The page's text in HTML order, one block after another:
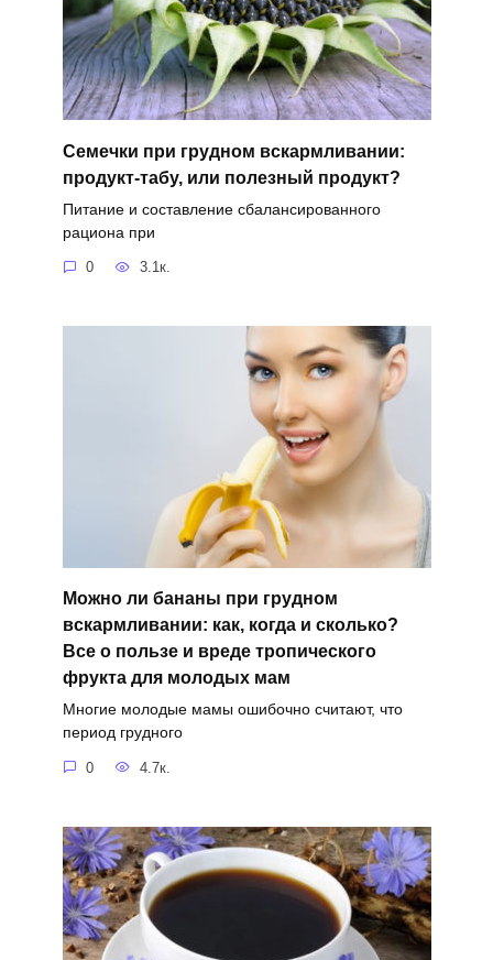
Семечки при грудном вскармливании:
продукт-табу, или полезный продукт?
Питание и составление сбалансированного
рациона при
0 3.1к.
Можно ли бананы при грудном
вскармливании: как, когда и сколько?
Все о пользе и вреде тропического
фрукта для молодых мам
Многие молодые мамы ошибочно считают, что
период грудного
0 4.7к.